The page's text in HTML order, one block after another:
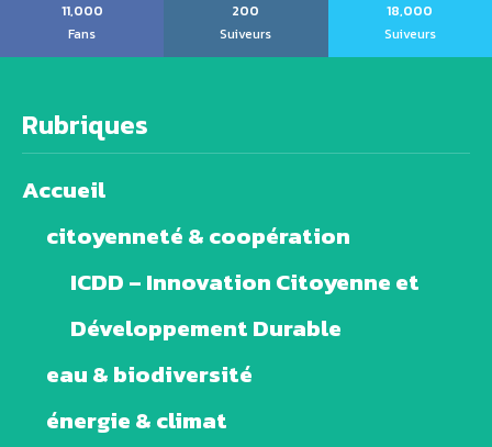
11,000
Fans
200
Suiveurs
18,000
Suiveurs
Rubriques
Accueil
citoyenneté & coopération
ICDD – Innovation Citoyenne et
Développement Durable
eau & biodiversité
énergie & climat